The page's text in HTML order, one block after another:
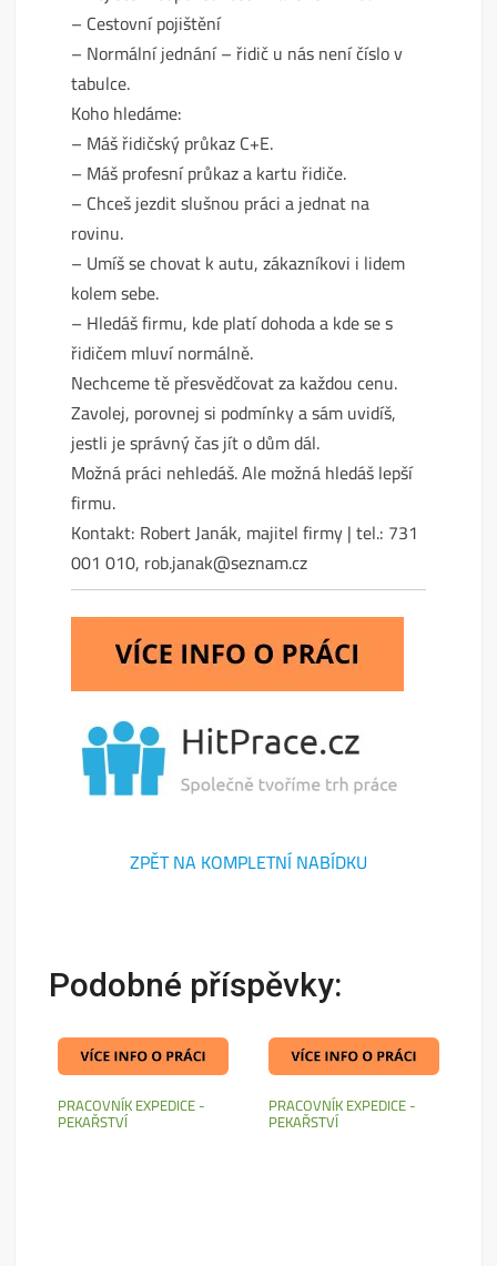
– Cestovní pojištění
– Normální jednání – řidič u nás není číslo v
tabulce.
Koho hledáme:
– Máš řidičský průkaz C+E.
– Máš profesní průkaz a kartu řidiče.
– Chceš jezdit slušnou práci a jednat na
rovinu.
– Umíš se chovat k autu, zákazníkovi i lidem
kolem sebe.
– Hledáš firmu, kde platí dohoda a kde se s
řidičem mluví normálně.
Nechceme tě přesvědčovat za každou cenu.
Zavolej, porovnej si podmínky a sám uvidíš,
jestli je správný čas jít o dům dál.
Možná práci nehledáš. Ale možná hledáš lepší
firmu.
Kontakt: Robert Janák, majitel firmy | tel.: 731
001 010, rob.janak@seznam.cz
ZPĚT NA KOMPLETNÍ NABÍDKU
Podobné příspěvky:
PRACOVNÍK EXPEDICE -
PEKAŘSTVÍ
PRACOVNÍK EXPEDICE -
PEKAŘSTVÍ